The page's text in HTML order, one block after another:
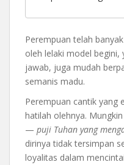
Perempuan telah
oleh lelaki model
jawab, juga mudah
semanis madu.
Perempuan cantik yang
hatilah olehnya.
— puji Tuhan yang
dirinya tidak tersimpan
loyalitas dalam